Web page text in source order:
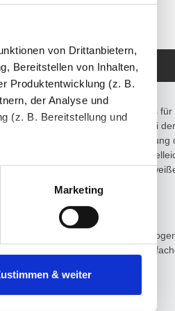
von Drittanbietern,
Bereitstellen von Inhalten,
Produktentwicklung (z. B.
der Analyse und
(z. B. Bereitstellung und
können Sie mehr über
vornehmen.
Daten zu den
Marketing
& weiter
einzusetzen, hat dies für
schon einig sein und auch bei
Schein der Innenbeleuchtung
klare Glasablage und dazu
oder statt warmweiß die
mit einer
ohne zur Auswahl steht und in 3-